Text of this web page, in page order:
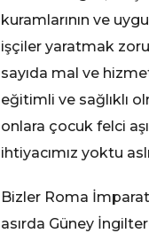
kuramlarının ve
işçiler yaratmak
sayıda mal ve
eğitimli ve sağlıklı
onlara çocuk felci
ihtiyacımız yoktu
Bizler Roma
asırda Güney